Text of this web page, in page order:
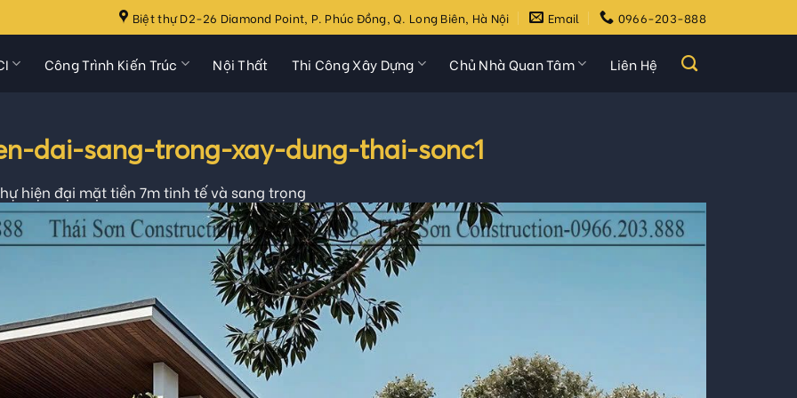
Biệt thự D2-26 Diamond Point, P. Phúc Đồng, Q. Long Biên, Hà Nội Email 0966-203-888
Công Trình Kiến Trúc Nội Thất Thi Công Xây Dựng Chủ Nhà Quan Tâm Liên Hệ
dai-sang-trong-xay-dung-thai-sonc1
hiện đại mặt tiền 7m tinh tế và sang trọng